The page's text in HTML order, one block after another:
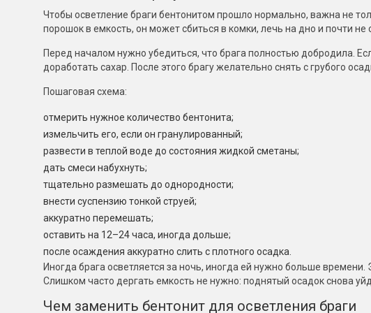
Чтобы осветление браги бентонитом прошло нормально, важна не
порошок в емкость, он может сбиться в комки, лечь на дно и почти не
Перед началом нужно убедиться, что брага полностью добродила.
доработать сахар. После этого брагу желательно снять с грубого
Пошаговая схема:
отмерить нужное количество бентонита;
измельчить его, если он гранулированный;
развести в теплой воде до состояния жидкой сметаны;
дать смеси набухнуть;
тщательно размешать до однородности;
внести суспензию тонкой струей;
аккуратно перемешать;
оставить на 12–24 часа, иногда дольше;
после осаждения аккуратно слить с плотного осадка.
Иногда брага осветляется за ночь, иногда ей нужно больше
Слишком часто дергать емкость не нужно: поднятый осадок снова
Чем заменить бентонит для осветления браги